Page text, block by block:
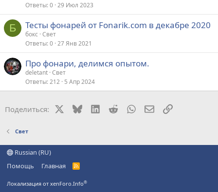
Ответы 0 29 Июл 2023
Б Тесты фонарей от Fonarik.com в декабре 2020
бокс Свет
Ответы 0 27 Янв 2021
Про фонари, делимся опытом.
deletant Свет
Ответы 212 5 Апр 2024
Поделиться: BlueskyLinkedIn
RedditWhatsAppЭлектронная
Ссылка
Свет
Russian (RU)
Помощь
Главная
R
Локализация от xenForo.Info®